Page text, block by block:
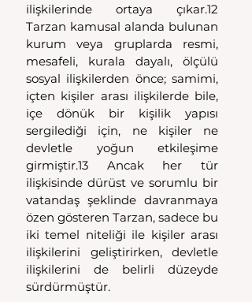
ilişkilerinde ortaya çıkar.12
Tarzan kamusal alanda bulunan
kurum veya gruplarda resmi,
mesafeli, kurala dayalı, ölçülü
sosyal ilişkilerden önce; samimi,
içten kişiler arası ilişkilerde bile,
içe dönük bir kişilik yapısı
sergilediği için, ne kişiler ne
devletle yoğun etkileşime
girmiştir.13 Ancak her tür
ilişkisinde dürüst ve sorumlu bir
vatandaş şeklinde davranmaya
özen gösteren Tarzan, sadece bu
iki temel niteliği ile kişiler arası
ilişkilerini geliştirirken, devletle
ilişkilerini de belirli düzeyde
sürdürmüştür.